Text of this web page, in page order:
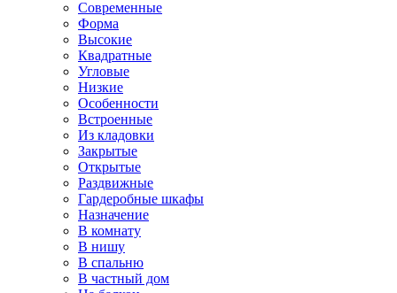
Современные
Форма
Высокие
Квадратные
Угловые
Низкие
Особенности
Встроенные
Из кладовки
Закрытые
Открытые
Раздвижные
Гардеробные шкафы
Назначение
В комнату
В нишу
В спальню
В частный дом